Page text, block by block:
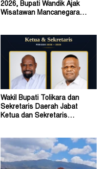
2026, Bupati Wandik Ajak
Wisatawan Mancanegara
Wakil Bupati Tolikara dan
Sekretaris Daerah Jabat
Ketua dan Sekretaris